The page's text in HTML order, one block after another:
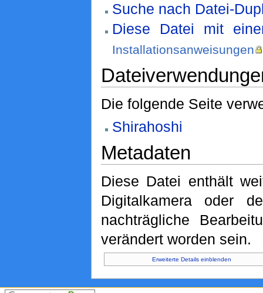
Suche nach Datei-
Diese Datei mit
Installationsanweisungen
Die folgende Seite
Shirahoshi
Metadaten
Diese Datei enthält
Digitalkamera oder
nachträgliche
verändert worden sein.
Erweiterte Details einblenden